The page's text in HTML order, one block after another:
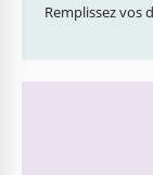
Remplissez vos